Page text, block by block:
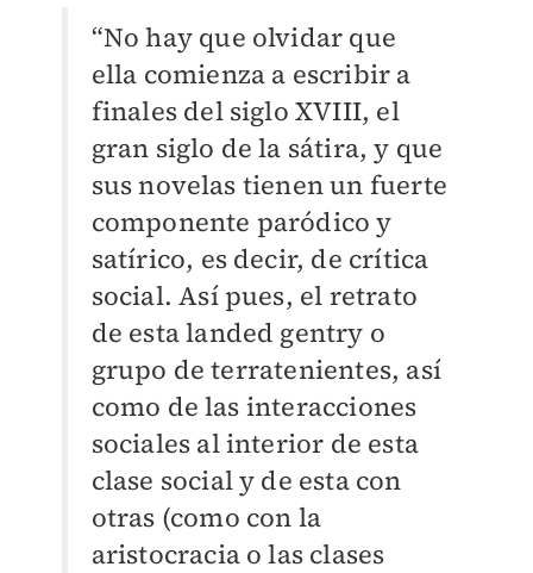
“No hay que olvidar que
ella comienza a escribir a
finales del siglo XVIII, el
gran siglo de la sátira, y que
sus novelas tienen un fuerte
componente paródico y
satírico, es decir, de crítica
social. Así pues, el retrato
de esta landed gentry o
grupo de terratenientes, así
como de las interacciones
sociales al interior de esta
clase social y de esta con
otras (como con la
aristocracia o las clases